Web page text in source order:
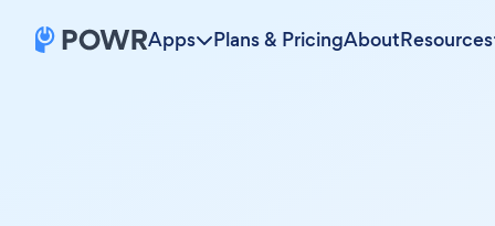
Apps Plans & PricingAboutResources